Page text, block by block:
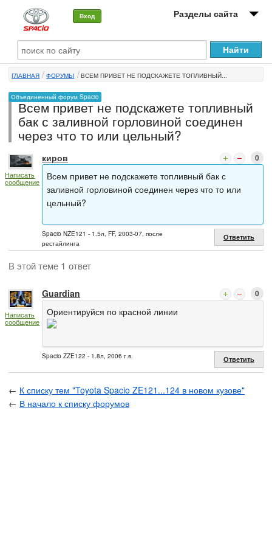
Вход Разделы сайта
О машине
Автоклуб
Форумы
Сервисы и услуги
Новости
ГЛАВНАЯ ФОРУМЫ ВСЕМ ПРИВЕТ НЕ ПОДСКАЖЕТЕ ТОПЛИВНЫЙ...
Объединенный форум Spacio
Всем привет не подскажете топливный
бак с заливной горловиной соединен
через что то или цельный?
Написать
сообщение
киров 0
Всем привет не подскажете топливный бак с
заливной горловиной соединен через что то или
цельный?
Spacio NZE121 - 1.5л, FF, 2003-07, после
рестайлинга
Ответить
В этой теме 1 ответ
Написать
сообщение
Guardian 0
Ориентируйся по красной линии
Spacio ZZE122 - 1.8л, 2006 г.в. Ответить
← К списку тем "Toyota Spacio ZE121...124 в новом кузове"
← В начало к списку форумов